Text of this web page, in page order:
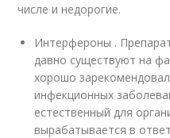
числе и недорогие.
Интерфероны .
давно существуют на
хорошо
инфекционных
естественный для
вырабатывается в